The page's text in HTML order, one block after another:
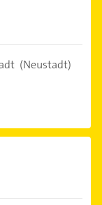
(Neustadt)